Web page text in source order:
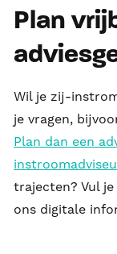
Plan
Wil je zij-
je vragen,
Plan dan een
trajecten? Vul
ons digitale